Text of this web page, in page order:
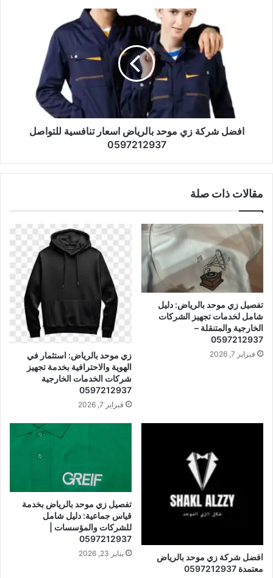
افضل شركة زي موحد بالرياض اسعار تنافسية للتواصل
0597212937
مقالات ذات صلة
تفصيل زي موحد بالرياض: دليل
شامل لخدمات تجهيز الشركات
الخارجية والمتنقلة –
0597212937
فبراير 7, 2026
زي موحد بالرياض: استثمار في
الهوية والاحترافية بخدمة تجهيز
شركات الخدمات الخارجية
0597212937
فبراير 7, 2026
افضل شركة زي موحد بالرياض
معتمدة 0597212937
تفصيل زي موحد بالرياض بخدمة
قياس جماعية: دليل شامل
للشركات والمؤسسات |
0597212937
يناير 23, 2026